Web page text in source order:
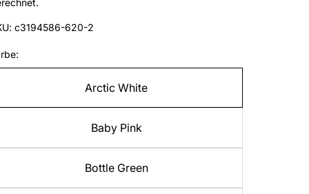
c3194586-620-2
Arctic White
Baby Pink
Bottle Green